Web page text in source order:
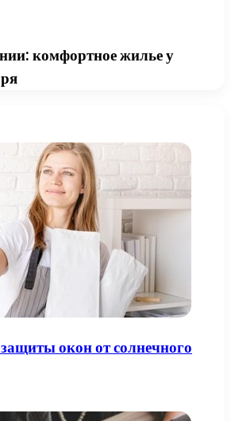
комфортное жилье у
окон от солнечного